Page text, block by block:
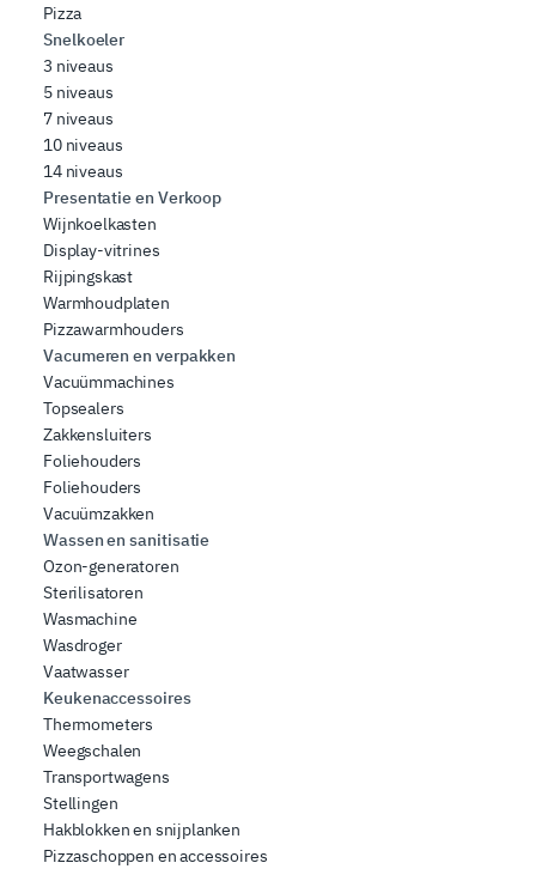
Pizza
Snelkoeler
3 niveaus
5 niveaus
7 niveaus
10 niveaus
14 niveaus
Presentatie en Verkoop
Wijnkoelkasten
Display-vitrines
Rijpingskast
Warmhoudplaten
Pizzawarmhouders
Vacumeren en verpakken
Vacuümmachines
Topsealers
Zakkensluiters
Foliehouders
Foliehouders
Vacuümzakken
Wassen en sanitisatie
Ozon-generatoren
Sterilisatoren
Wasmachine
Wasdroger
Vaatwasser
Keukenaccessoires
Thermometers
Weegschalen
Transportwagens
Stellingen
Hakblokken en snijplanken
Pizzaschoppen en accessoires